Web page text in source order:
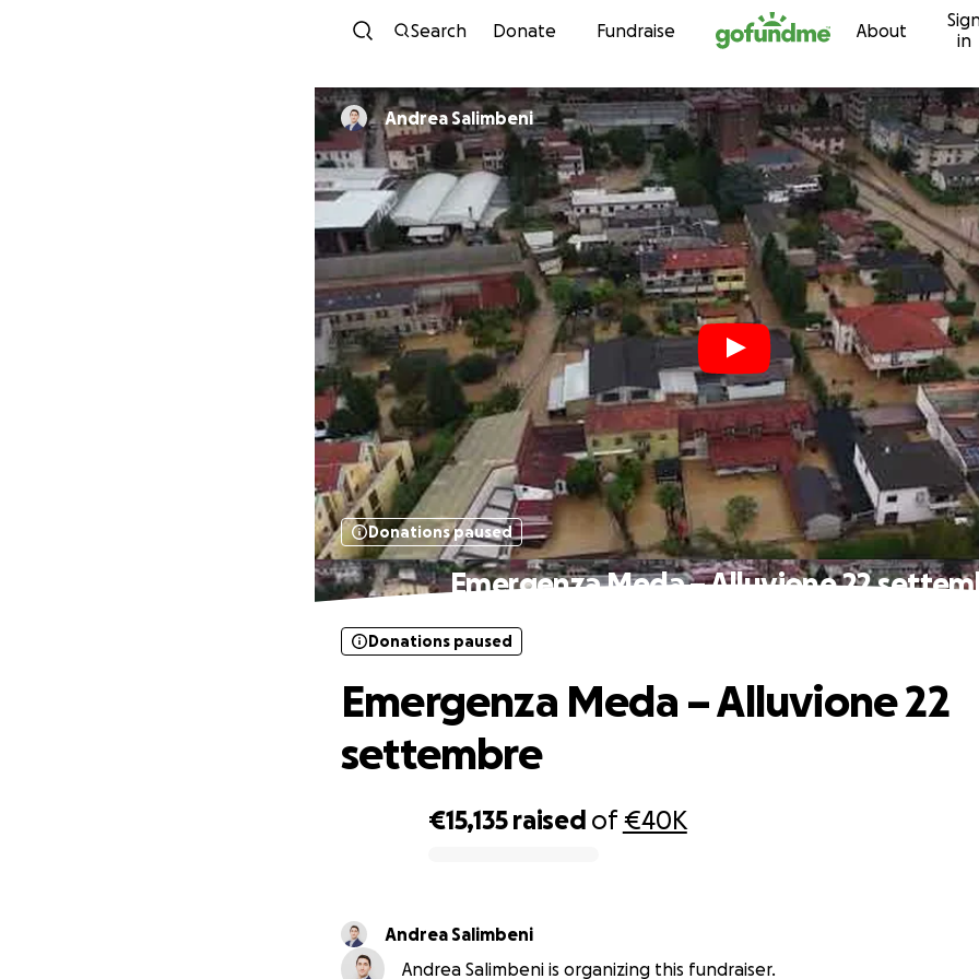
Skip to content
Search Donate Fundraise About
in
Andrea Salimbeni
Donations paused
Emergenza Meda – Alluvione 22
€15,135 raised of€40K
Donations paused
Emergenza Meda – Alluvione 22
settembre
Andrea Salimbeni
Andrea Salimbeni is organizing this fundraiser.